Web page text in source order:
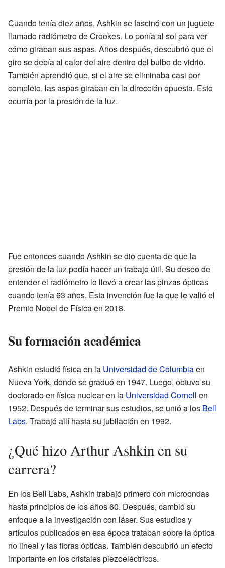
Cuando tenía diez años, Ashkin se fascinó con un juguete
llamado radiómetro de Crookes. Lo ponía al sol para ver
cómo giraban sus aspas. Años después, descubrió que el
giro se debía al calor del aire dentro del bulbo de vidrio.
También aprendió que, si el aire se eliminaba casi por
completo, las aspas giraban en la dirección opuesta. Esto
ocurría por la presión de la luz.
Fue entonces cuando Ashkin se dio cuenta de que la
presión de la luz podía hacer un trabajo útil. Su deseo de
entender el radiómetro lo llevó a crear las pinzas ópticas
cuando tenía 63 años. Esta invención fue la que le valió el
Premio Nobel de Física en 2018.
Su formación académica
Ashkin estudió física en la Universidad de Columbiaen
Nueva York, donde se graduó en 1947. Luego, obtuvo su
doctorado en física nuclear en la Universidad Cornell en
1952. Después de terminar sus estudios, se unió a los Bell
Labs. Trabajó allí hasta su jubilación en 1992.
¿Qué hizo Arthur Ashkin en su
carrera?
En los Bell Labs, Ashkin trabajó primero con microondas
hasta principios de los años 60. Después, cambió su
enfoque a la investigación con láser. Sus estudios y
artículos publicados en esa época trataban sobre la óptica
no lineal y las fibras ópticas. También descubrió un efecto
importante en los cristales piezoeléctricos.